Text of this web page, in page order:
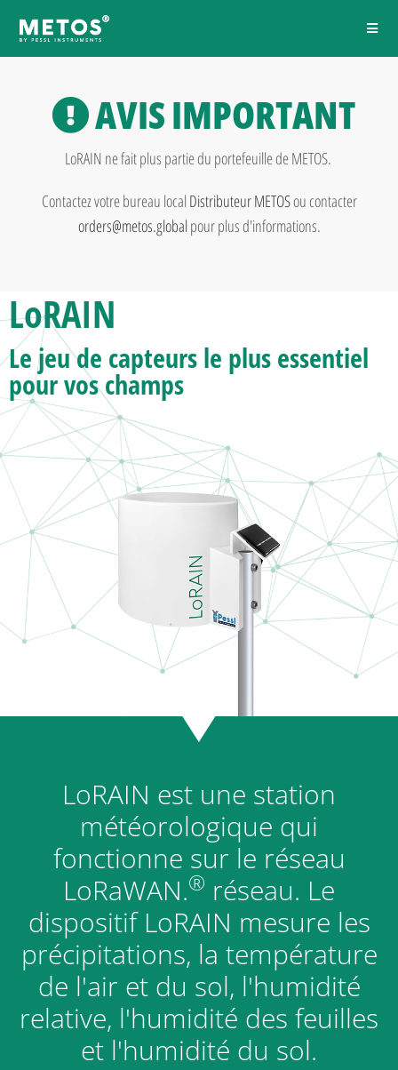
AVIS IMPORTANT
LoRAIN ne fait plus partie du portefeuille de METOS.
Contactez votre bureau local Distributeur METOSou contacter
orders@metos.global pour plus d'informations.
LoRAIN
Le jeu de capteurs le plus essentiel
pour vos champs
LoRAIN est une station
météorologique qui
fonctionne sur le réseau
LoRaWAN.® réseau. Le
dispositif LoRAIN mesure les
précipitations, la température
de l'air et du sol, l'humidité
relative, l'humidité des feuilles
et l'humidité du sol.